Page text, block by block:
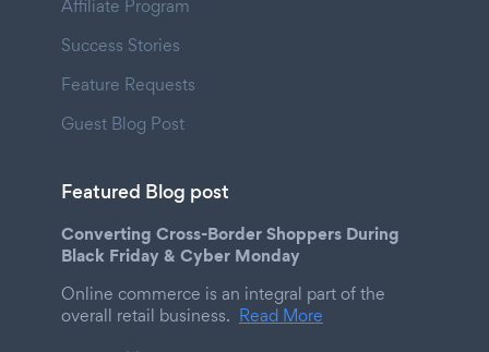
Affiliate Program
Success Stories
Feature Requests
Guest Blog Post
Featured Blog post
Converting Cross-Border Shoppers During
Black Friday & Cyber Monday
Online commerce is an integral part of the
overall retail business. Read More